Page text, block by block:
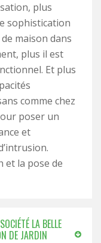
plus
sophistication
maison dans
plus il est
Et plus
comme chez
poser un
et
et la pose de
LA BELLE
DE JARDIN